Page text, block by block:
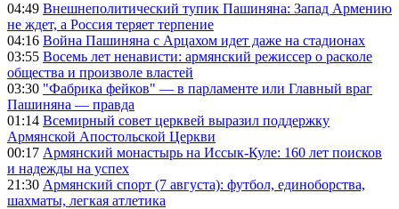
04:49 Внешнеполитический тупик Пашиняна: Запад Армению
не ждет, а Россия теряет терпение
04:16 Война Пашиняна с Арцахом идет даже на стадионах
03:55 Восемь лет ненависти: армянский режиссер о расколе
общества и произволе властей
03:30 "Фабрика фейков" — в парламенте или Главный враг
Пашиняна — правда
01:14 Всемирный совет церквей выразил поддержку
Армянской Апостольской Церкви
00:17 Армянский монастырь на Иссык-Куле: 160 лет поисков
и надежды на успех
21:30 Армянский спорт (7 августа): футбол, единоборства,
шахматы, легкая атлетика